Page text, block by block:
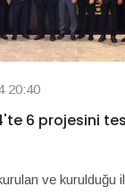
20:40
6 projesini
ve kurulduğu